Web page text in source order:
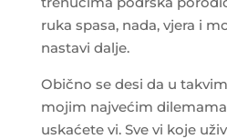
ruka spasa, nada, vjera i
nastavi dalje.
Obično se desi da u
mojim najvećim
uskaćete vi. Sve vi koje